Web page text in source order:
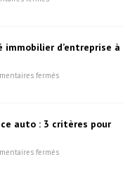
immobilier d’entreprise à
fermés
auto : 3 critères pour
fermés